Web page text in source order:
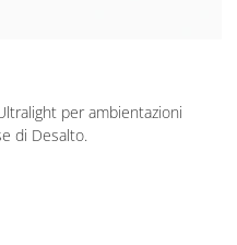
per ambientazioni
di Desalto.